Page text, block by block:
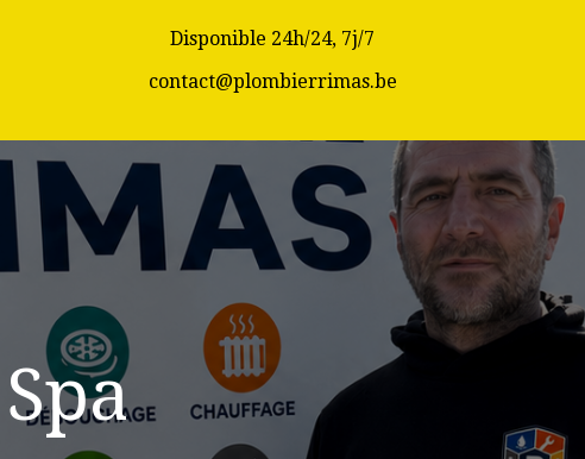
Disponible 24h/24, 7j/7
contact@plombierrimas.be